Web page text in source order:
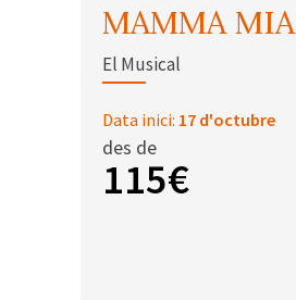
MAMMA MIA
El Musical
Data inici: 17 d'octubre
des de
115€